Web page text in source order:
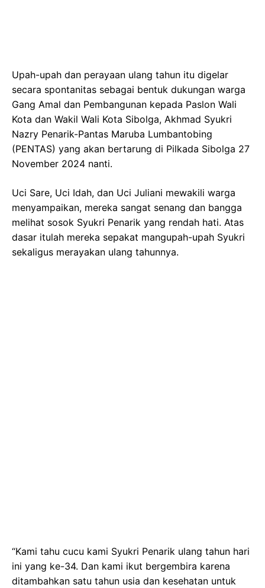
Upah-upah dan perayaan ulang tahun itu digelar
secara spontanitas sebagai bentuk dukungan warga
Gang Amal dan Pembangunan kepada Paslon Wali
Kota dan Wakil Wali Kota Sibolga, Akhmad Syukri
Nazry Penarik-Pantas Maruba Lumbantobing
(PENTAS) yang akan bertarung di Pilkada Sibolga 27
November 2024 nanti.
Uci Sare, Uci Idah, dan Uci Juliani mewakili warga
menyampaikan, mereka sangat senang dan bangga
melihat sosok Syukri Penarik yang rendah hati. Atas
dasar itulah mereka sepakat mangupah-upah Syukri
sekaligus merayakan ulang tahunnya.
“Kami tahu cucu kami Syukri Penarik ulang tahun hari
ini yang ke-34. Dan kami ikut bergembira karena
ditambahkan satu tahun usia dan kesehatan untuk